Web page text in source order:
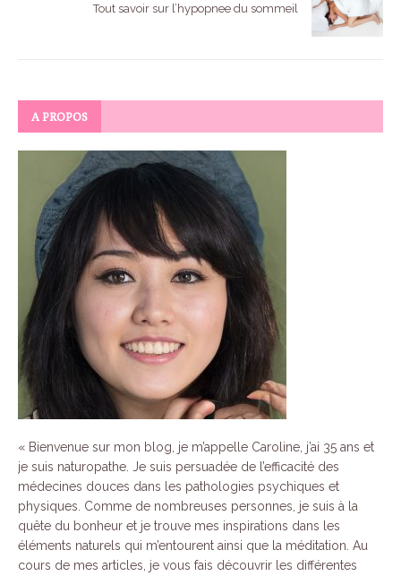
Tout savoir sur l’hypopnee du sommeil
A PROPOS
« Bienvenue sur mon blog, je m’appelle Caroline, j’ai 35 ans et
je suis naturopathe. Je suis persuadée de l’efficacité des
médecines douces dans les pathologies psychiques et
physiques. Comme de nombreuses personnes, je suis à la
quête du bonheur et je trouve mes inspirations dans les
éléments naturels qui m’entourent ainsi que la méditation. Au
cours de mes articles, je vous fais découvrir les différentes